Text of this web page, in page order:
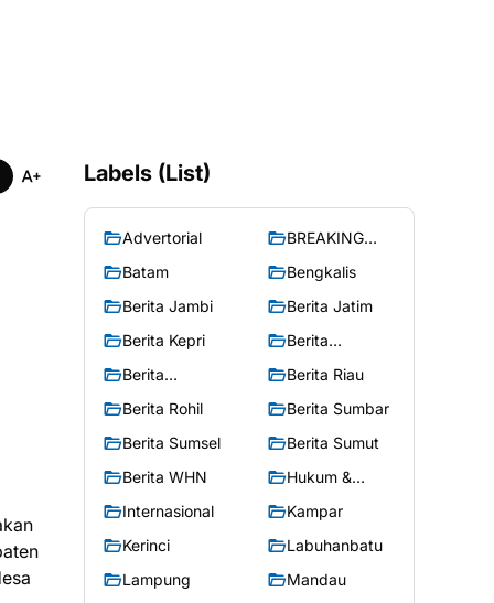
Labels (List)
Advertorial
BREAKING
Batam
Bengkalis
Berita Jambi
Berita Jatim
Berita Kepri
Berita
Berita
Berita Riau
Berita Rohil
Berita Sumbar
Berita Sumsel
Berita Sumut
Berita WHN
Hukum &
Internasional
Kampar
Kerinci
Labuhanbatu
Lampung
Mandau